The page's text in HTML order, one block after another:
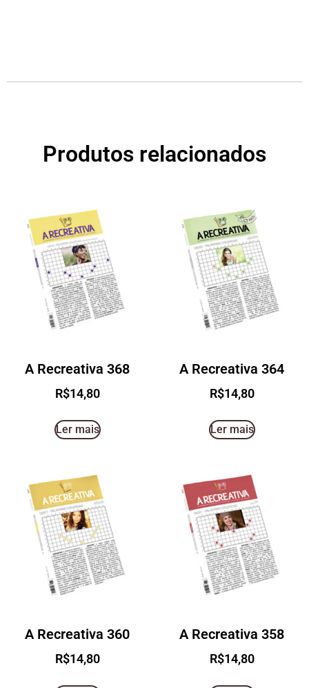
Produtos relacionados
A Recreativa 368
R$14,80
Ler mais
A Recreativa 364
R$14,80
Ler mais
A Recreativa 360
R$14,80
A Recreativa 358
R$14,80